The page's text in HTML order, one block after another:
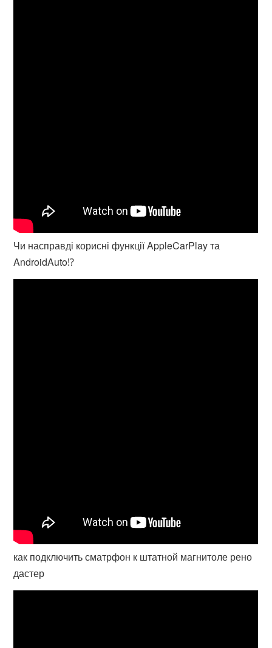
Чи насправді корисні функції AppleCarPlay та
AndroidAuto⁉️
как подключить сматрфон к штатной магнитоле рено
дастер